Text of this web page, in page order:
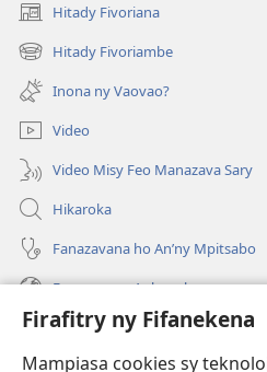
Firafitry ny Fifanekena
Mampiasa cookies sy
Hitady Fivoriana
(manokatra
rohy) Hitady Fivoriambe
(manokatra
rohy) Inona ny Vaovao?
Video
Video Misy Feo Manazava Sary
Hikaroka
Fanazavana ho An’ny Mpitsabo
Fanazavana Ankapobeny
Fanampiana